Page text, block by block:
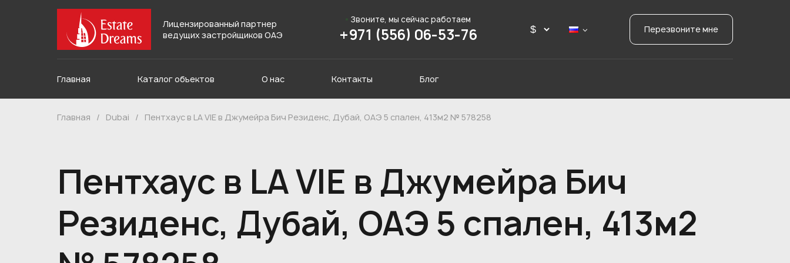
Лицензированный партнер
ведущих застройщиков ОАЭ
Звоните, мы сейчас работаем
+971 (556) 06-53-76 Перезвоните мне
Главная Каталог объектов О нас Контакты Блог
Главная / Dubai / Пентхаус в LA VIE в Джумейра Бич Резиденс, Дубай, ОАЭ 5 спален, 413м2 № 578258
Пентхаус в LA VIE в Джумейра Бич
Резиденс, Дубай, ОАЭ 5 спален, 413м2